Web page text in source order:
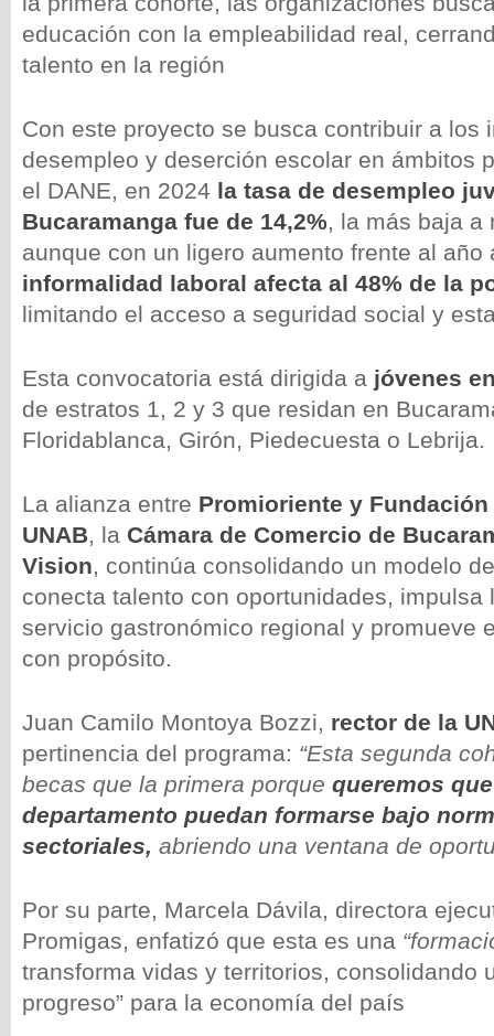
educación con la empleabilidad real,
talento en la región
Con este proyecto se busca contribuir a los
desempleo y deserción escolar en ámbitos
el DANE, en 2024 la tasa de desempleo
Bucaramanga fue de 14,2%, la más baja a
aunque con un ligero aumento frente al año
informalidad laboral afecta al 48% de la
limitando el acceso a seguridad social y
Esta convocatoria está dirigida a jóvenes
de estratos 1, 2 y 3 que residan en
Floridablanca, Girón, Piedecuesta o Lebrija.
La alianza entre Promioriente y
UNAB, la Cámara de Comercio de
Vision, continúa consolidando un modelo
conecta talento con oportunidades, impulsa
servicio gastronómico regional y promueve
con propósito.
Juan Camilo Montoya Bozzi, rector de la
pertinencia del programa: “Esta segunda
becas que la primera porque queremos
departamento puedan formarse bajo
sectoriales, abriendo una ventana de
Por su parte, Marcela Dávila, directora
Promigas, enfatizó que esta es una
transforma vidas y territorios, consolidando
progreso” para la economía del país